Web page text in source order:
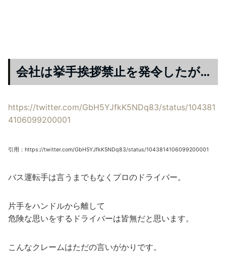
会社は挙手挨拶禁止を発令したが…
https://twitter.com/GbH5YJfkK5NDq83/status/104381
4106099200001
引用：https://twitter.com/GbH5YJfkK5NDq83/status/1043814106099200001
バス運転手は言うまでもなくプロのドライバー。
片手をハンドルから離して
危険な思いをするドライバーは皆無だと思います。
こんなクレームはただの言いがかりです。